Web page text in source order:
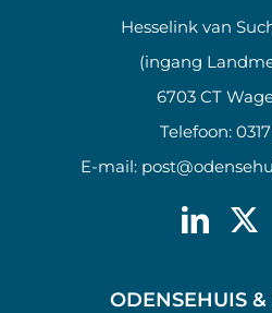
Hesselink van
(ingang
6703 CT
Telefoon:
E-mail:
ODENSEHUIS